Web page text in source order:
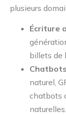
plusieurs
Écriture
billets de
Chatbots
naturel,
chatbots
naturelles.